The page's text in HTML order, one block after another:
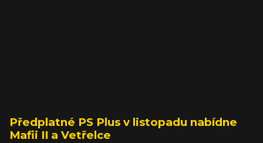
Předplatné PS Plus v listopadu nabídne
Mafii II a Vetřelce